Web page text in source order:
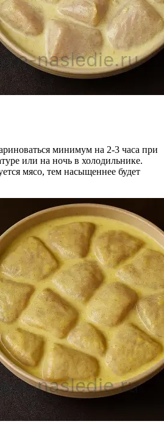
минимум на 2-3 часа при
или на ночь в холодильнике.
мясо, тем насыщеннее будет